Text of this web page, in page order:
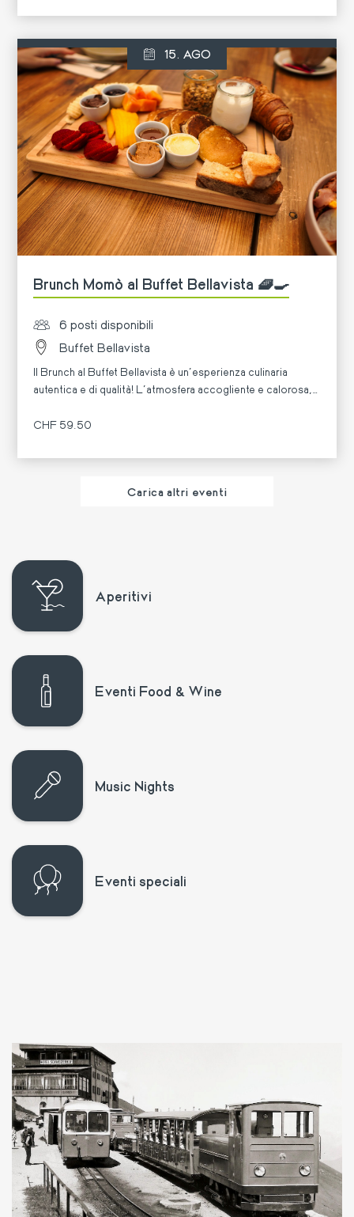
15. AGO
Brunch Momò al Buffet Bellavista 🧇🍳
6 posti disponibili
Buffet Bellavista
Il Brunch al Buffet Bellavista è un'esperienza culinaria
autentica e di qualità! L'atmosfera accogliente e calorosa,
sapori locali, le persone e il territorio.
CHF 59.50
Carica altri eventi
Aperitivi
Eventi Food & Wine
Music Nights
Eventi speciali